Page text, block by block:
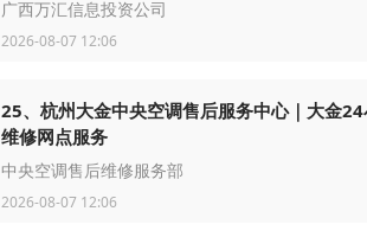
广西万汇信息投资公司
2026-08-07 12:06
25、杭州大金中央空调售后服务中心｜大金
维修网点服务
中央空调售后维修服务部
2026-08-07 12:06